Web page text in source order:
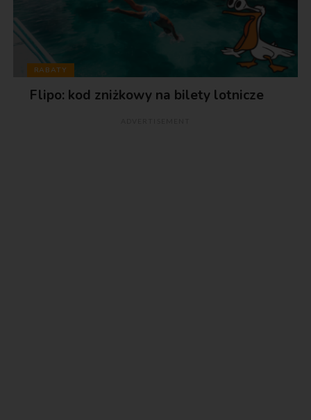
RABATY
Flipo: kod zniżkowy na bilety lotnicze